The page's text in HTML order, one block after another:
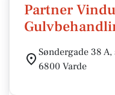
Partner
Søndergade 38 A,
6800 Varde